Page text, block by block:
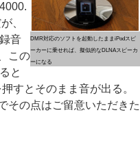
DMR対応のソフトを起動したままiPodスピ
ーカーに乗せれば、擬似的なDLNAスピーカ
ーになる
、
音
この
と
すとそのまま音が出る。
その点はご留意いただきた